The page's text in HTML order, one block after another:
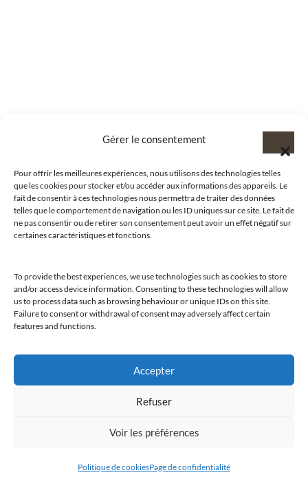
Gérer le consentement
Pour offrir les meilleures expériences, nous utilisons des technologies telles
que les cookies pour stocker et/ou accéder aux informations des appareils. Le
fait de consentir à ces technologies nous permettra de traiter des données
telles que le comportement de navigation ou les ID uniques sur ce site. Le fait de
ne pas consentir ou de retirer son consentement peut avoir un effet négatif sur
certaines caractéristiques et fonctions.
To provide the best experiences, we use technologies such as cookies to store
and/or access device information. Consenting to these technologies will allow
us to process data such as browsing behaviour or unique IDs on this site.
Failure to consent or withdrawal of consent may adversely affect certain
features and functions.
Accepter
Refuser
Voir les préférences
Politique de cookiesPage de confidentialité
LUXURY SELECTIONS BY CLUB AMILCAR